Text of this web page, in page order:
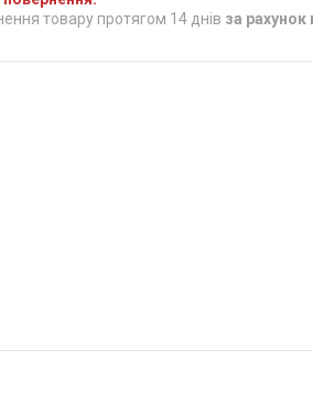
товару протягом 14 днів за рахунок